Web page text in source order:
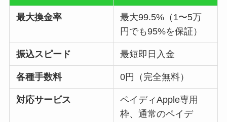
最大換金率
最大99.5%（1〜5万
円でも95%を保証）
振込スピード 最短即日入金
各種手数料 0円（完全無料）
対応サービス
ペイディApple専用
枠、通常のペイデ